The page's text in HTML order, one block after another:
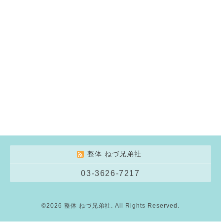
整体 ねづ兄弟社
03-3626-7217
©2026 整体 ねづ兄弟社 . All Rights Reserved.